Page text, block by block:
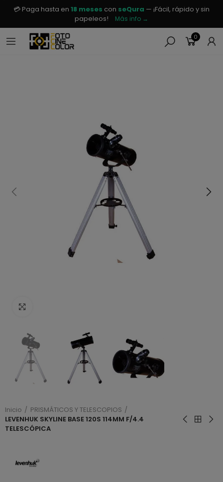
💳 Paga hasta en 18 meses con seQura — ¡Fácil, rápido y sin
papeleos!
Más info →
0
Inicio
PRISMÁTICOS Y TELESCOPIOS
LEVENHUK SKYLINE BASE 120S 114MM F/4.4
TELESCÓPICA